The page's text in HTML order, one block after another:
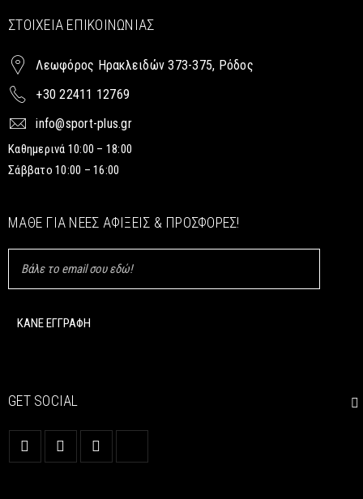
ΣΤΟΙΧΕΊΑ ΕΠΙΚΟΙΝΩΝΊΑΣ
Λεωφόρος Ηρακλειδών 373-375, Ρόδος
+30 22411 12769
info@sport-plus.gr
Καθημερινά 10:00 – 18:00
Σάββατο 10:00 – 16:00
ΜΆΘΕ ΓΙΑ ΝΈΕΣ ΑΦΊΞΕΙΣ & ΠΡΟΣΦΟΡΈΣ!
GET SOCIAL